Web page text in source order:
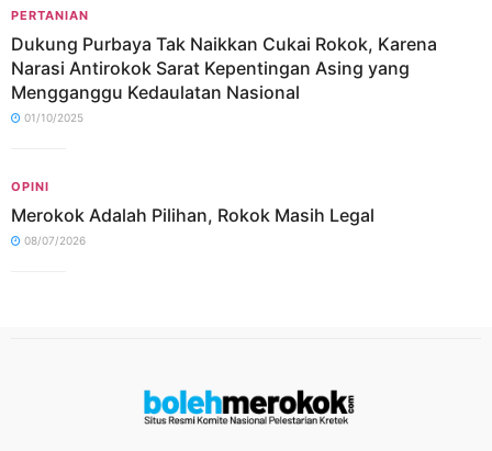
PERTANIAN
Dukung Purbaya Tak Naikkan Cukai Rokok, Karena
Narasi Antirokok Sarat Kepentingan Asing yang
Mengganggu Kedaulatan Nasional
01/10/2025
OPINI
Merokok Adalah Pilihan, Rokok Masih Legal
08/07/2026